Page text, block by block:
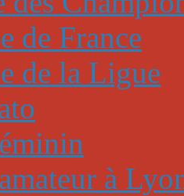
de France
de la Ligue
à